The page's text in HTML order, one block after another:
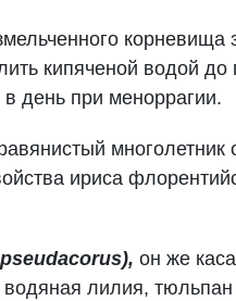
кипяченой водой
день при меноррагии.
ириса
он же
лилия,